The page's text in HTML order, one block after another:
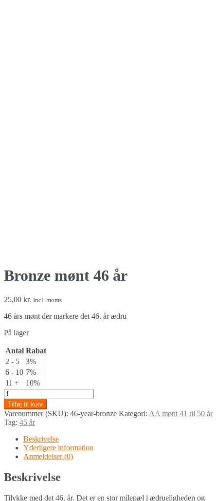
Bronze mønt 46 år
25,00 kr. Incl. moms
46 års mønt der markere det 46. år ædru
På lager
Antal Rabat
2 - 5
3%
6 - 10 7%
11 +
10%
Bronze
mønt
46
år
quantity
Tilføj til kurv
Varenummer (SKU): 46-year-bronze Kategori: AA mønt 41 til 50 år
Tag: 45 år
Beskrivelse
Yderligere information
Anmeldelser (0)
Beskrivelse
Tilykke med det 46. år. Det er en stor milepæl i ædrueligheden og